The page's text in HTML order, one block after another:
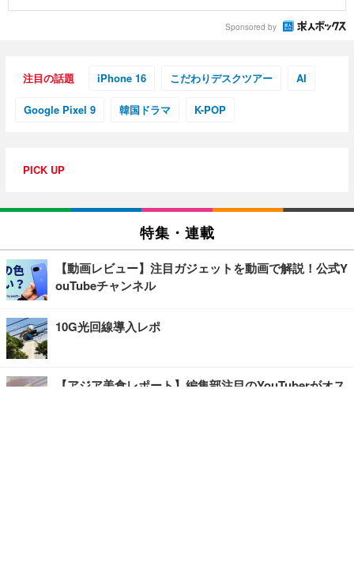
Sponsored by
注目の話題 iPhone 16 こだわりデスクツアー AI
Google Pixel 9 韓国ドラマ K-POP
PICK UP
特集・連載
【動画レビュー】注目ガジェットを動画で解説！公式Y
ouTubeチャンネル
10G光回線導入レポ
【アジア美食レポート】編集部注目のYouTuberがオス